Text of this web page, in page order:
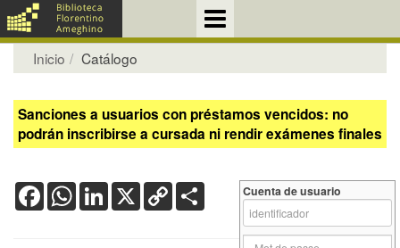
Inicio Catálogo
Sanciones a usuarios con préstamos vencidos: no
podrán inscribirse a cursada ni rendir exámenes finales
FacebookWhatsApp
LinkedIn
X Copy
Link
Cuenta de usuario